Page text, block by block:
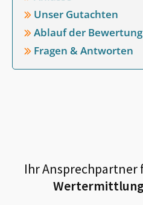
Unser Gutachten
Ablauf der Bewertung
Fragen & Antworten
Ihr Ansprechpartner